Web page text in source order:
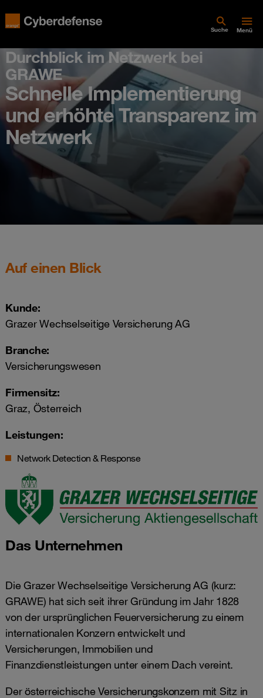
Suche Menü
Durchblick im Netzwerk bei
GRAWE
Schnelle Implementierung
und erhöhte Transparenz im
Netzwerk
Auf einen Blick
Kunde:
Grazer Wechselseitige Versicherung AG
Branche:
Versicherungswesen
Firmensitz:
Graz, Österreich
Leistungen:
Network Detection & Response
Das Unternehmen
Die Grazer Wechselseitige Versicherung AG (kurz:
GRAWE) hat sich seit ihrer Gründung im Jahr 1828
von der ursprünglichen Feuerversicherung zu einem
internationalen Konzern entwickelt und
Versicherungen, Immobilien und
Finanzdienstleistungen unter einem Dach vereint.
Der österreichische Versicherungskonzern mit Sitz in